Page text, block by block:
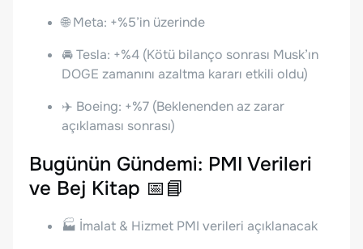
🌐 Meta: +%5’in üzerinde
🚘 Tesla: +%4 (Kötü bilanço sonrası Musk’ın
DOGE zamanını azaltma kararı etkili oldu)
✈️ Boeing: +%7 (Beklenenden az zarar
açıklaması sonrası)
Bugünün Gündemi: PMI Verileri
ve Bej Kitap 📅📘
🏭 İmalat & Hizmet PMI verileri açıklanacak